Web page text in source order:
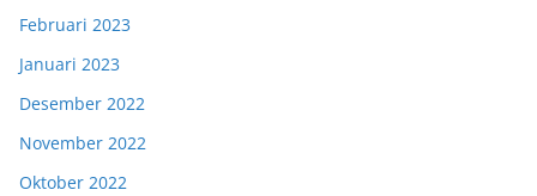
Februari 2023
Januari 2023
Desember 2022
November 2022
Oktober 2022